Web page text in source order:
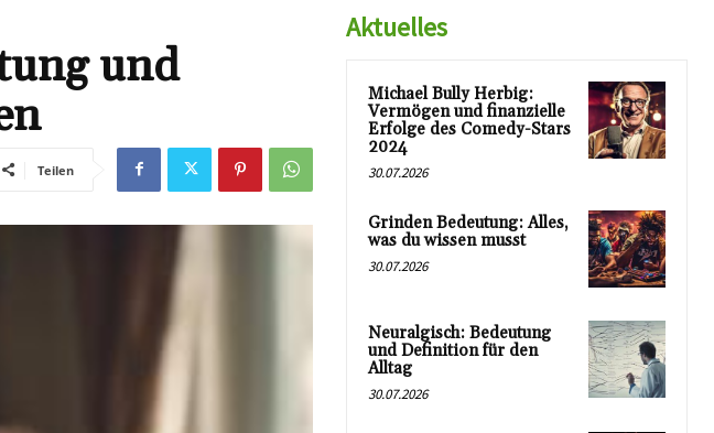
und
Teilen
Aktuelles
Michael Bully Herbig:
Vermögen und finanzielle
Erfolge des Comedy-Stars
2024
30.07.2026
Grinden Bedeutung: Alles,
was du wissen musst
30.07.2026
Neuralgisch: Bedeutung
und Definition für den
Alltag
30.07.2026